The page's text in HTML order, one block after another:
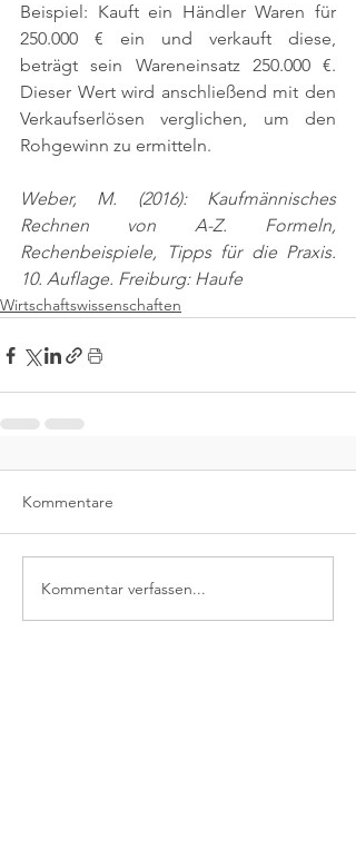
Beispiel: Kauft ein Händler Waren für
250.000 € ein und verkauft diese,
beträgt sein Wareneinsatz 250.000 €.
Dieser Wert wird anschließend mit den
Verkaufserlösen verglichen, um den
Rohgewinn zu ermitteln.
Weber, M. (2016): Kaufmännisches
Rechnen von A-Z. Formeln,
Rechenbeispiele, Tipps für die Praxis.
10. Auflage. Freiburg: Haufe
Wirtschaftswissenschaften
Kommentare
Kommentar verfassen...